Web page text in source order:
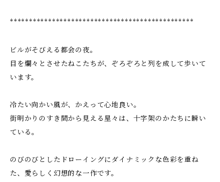
************************************************
ビルがそびえる都会の夜。
目を爛々とさせたねこたちが、ぞろぞろと列を成して歩いて
います。
冷たい向かい風が、かえって心地良い。
街明かりのすき間から見える星々は、十字架のかたちに瞬い
ている。
のびのびとしたドローイングにダイナミックな色彩を重ね
た、愛らしく幻想的な一作です。